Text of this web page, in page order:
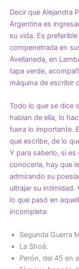
Decir que Alejandra
Argentina es
su vida. Es
compenetrada en
Avellaneda, en
tapa verde,
máquina de escribir
Todo lo que se dice
hablan de ella, lo
fuera lo importante.
que escribe, de lo
Y para saberlo, si
conocerla, hay que
admirando su
ultrajar su intimidad.
lo que pasó en
incompleta:
Segunda Guerra
La Shoá.
Perón, del 45 en